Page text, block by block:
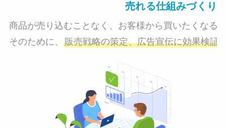
売れる仕組みづくり
商品が売り込むことなく、お客様から買いたくなる
そのために、 販売戦略の策定、広告宣伝に効果検証